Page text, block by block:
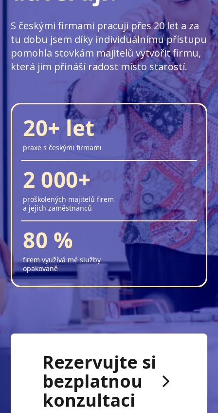
S českými firmami pracuji přes 20 let a za
tu dobu jsem díky individuálnímu přístupu
pomohla stovkám majitelů vytvořit firmu,
která jim přináší radost místo starostí.
20+ let
praxe s českými firmami
2 000+
proškolených majitelů firem
a jejich zaměstnanců
80 %
firem využívá mé služby
opakovaně
Rezervujte si
bezplatnou
konzultaci